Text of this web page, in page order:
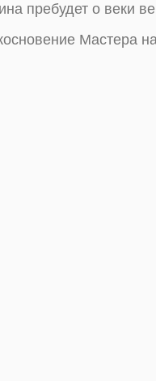
пребудет о веки
Мастера